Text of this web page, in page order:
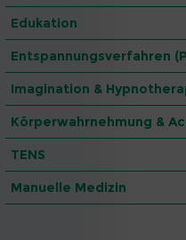
Edukation
Entspannungsverfahren
Imagination &
Körperwahrnehmung &
TENS
Manuelle Medizin